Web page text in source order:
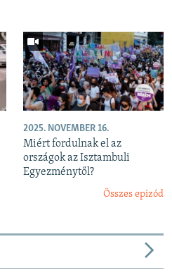
2025. NOVEMBER 16.
Miért fordulnak el az
országok az Isztambuli
Egyezménytől?
Összes epizód